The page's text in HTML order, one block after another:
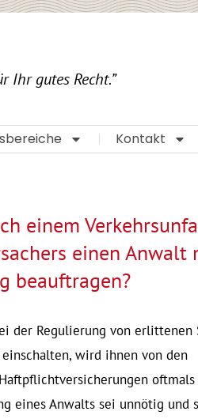
Ihr gutes Recht.”
Kontakt
einem
einen Anwalt
beauftragen?
der Regulierung von erlittenen
wird ihnen von den
oftmals
eines Anwalts sei unnötig und